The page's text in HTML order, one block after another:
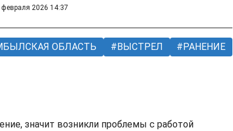
2026 14:37
ОБЛАСТЬ ВЫСТРЕЛ РАНЕНИЕ
значит возникли проблемы с работой